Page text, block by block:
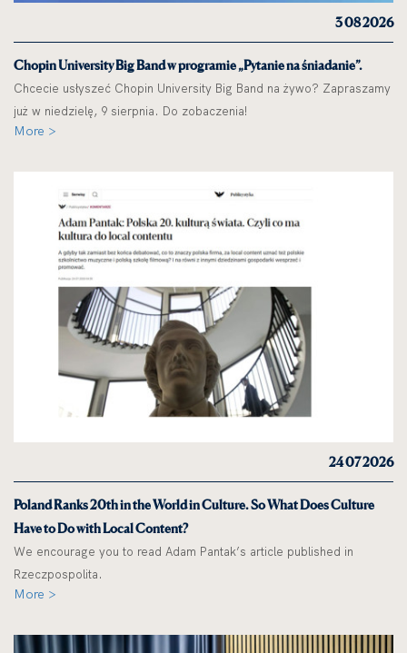
3 08 2026
Chopin University Big Band w programie „Pytanie na śniadanie”.
Chcecie usłyszeć Chopin University Big Band na żywo? Zapraszamy
już w niedzielę, 9 sierpnia. Do zobaczenia!
More >
24 07 2026
Poland Ranks 20th in the World in Culture. So What Does Culture
Have to Do with Local Content?
We encourage you to read Adam Pantak’s article published in
Rzeczpospolita.
More >